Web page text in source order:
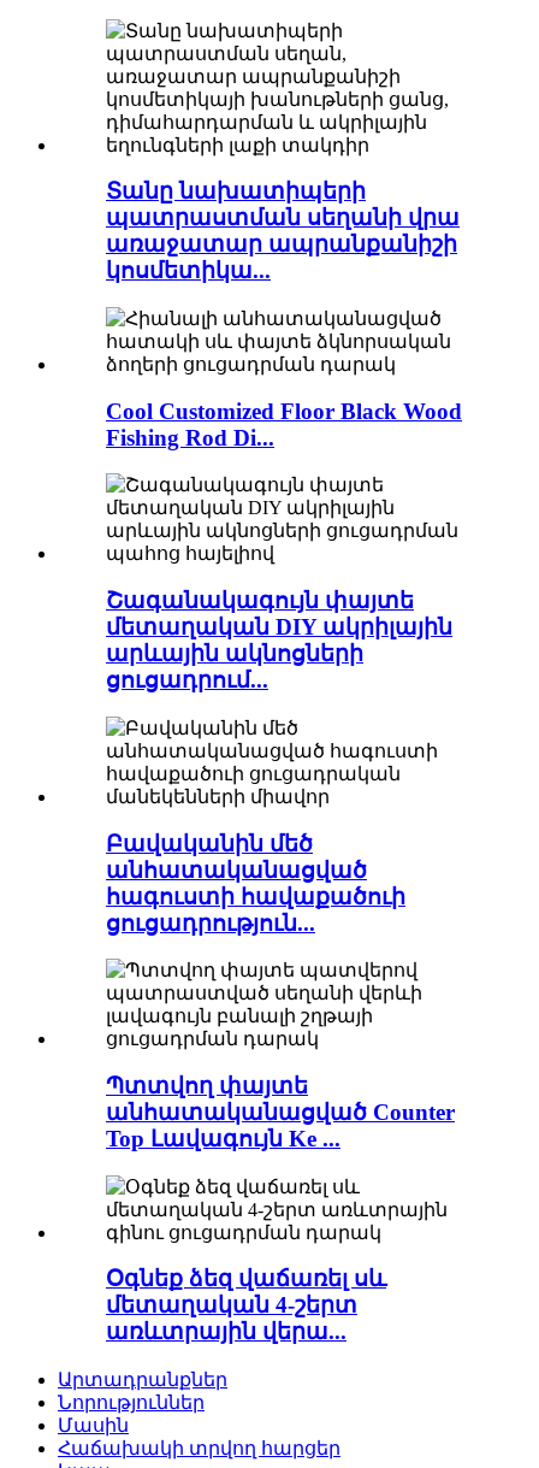
Տանը նախատիպերի
պատրաստման սեղանի վրա
առաջատար ապրանքանիշի
կոսմետիկա...
Cool Customized Floor Black Wood
Fishing Rod Di...
Շագանակագույն փայտե
մետաղական DIY ակրիլային
արևային ակնոցների
ցուցադրում...
Բավականին մեծ
անհատականացված
հագուստի հավաքածուի
ցուցադրություն...
Պտտվող փայտե
անհատականացված Counter
Top Լավագույն Ke ...
Օգնեք ձեզ վաճառել սև
մետաղական 4-շերտ
առևտրային վերա...
Արտադրանքներ
Նորություններ
Մասին
Հաճախակի տրվող հարցեր